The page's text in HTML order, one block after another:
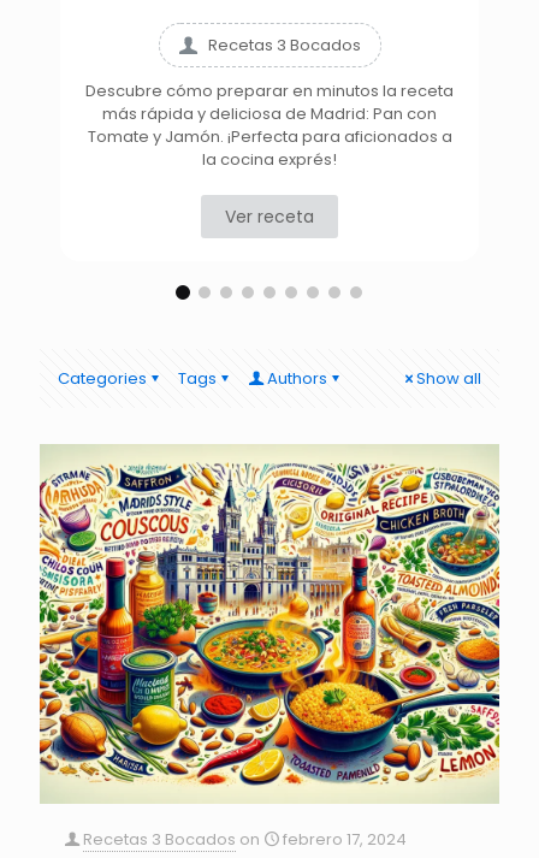
Recetas 3 Bocados
Descubre cómo preparar en minutos la receta
más rápida y deliciosa de Madrid: Pan con
Tomate y Jamón. ¡Perfecta para aficionados a
la cocina exprés!
Ver receta
Categories Tags Authors Show all
Recetas 3 Bocados on
febrero 17, 2024